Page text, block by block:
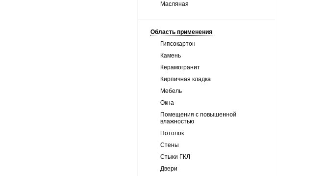
Масляная
Область применения
Гипсокартон
Камень
Керамогранит
Кирпичная кладка
Мебель
Окна
Помещения с повышенной
влажностью
Потолок
Стены
Стыки ГКЛ
Двери